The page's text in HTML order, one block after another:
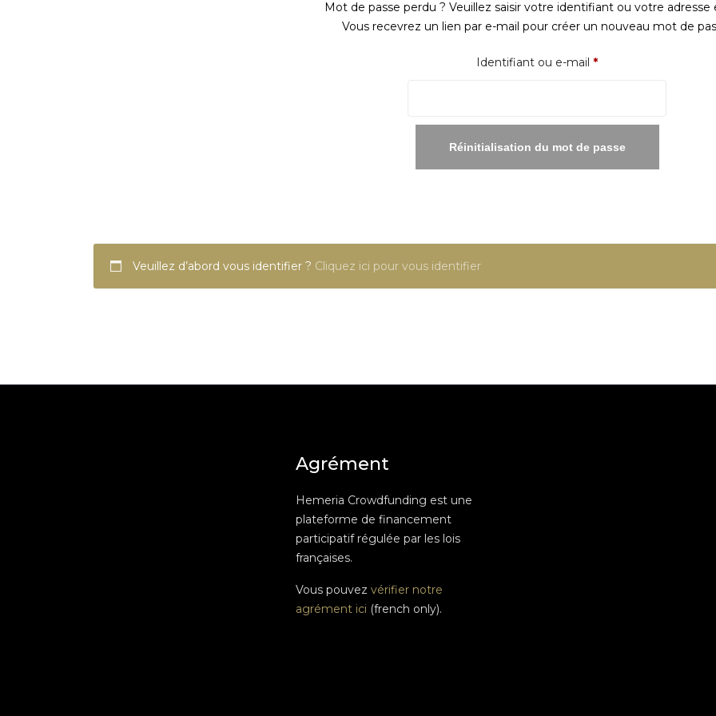
Mot de passe perdu ? Veuillez saisir votre identifiant ou votre adresse
Vous recevrez un lien par e-mail pour créer un nouveau mot de
Identifiant ou e-mail *Obligatoire
Réinitialisation du mot de passe
Veuillez d’abord vous identifier ? Cliquez ici pour vous identifier
Agrément
Hemeria Crowdfunding est une
plateforme de financement
participatif régulée par les lois
françaises.
Vous pouvezvérifier notre
agrément ici (french only).